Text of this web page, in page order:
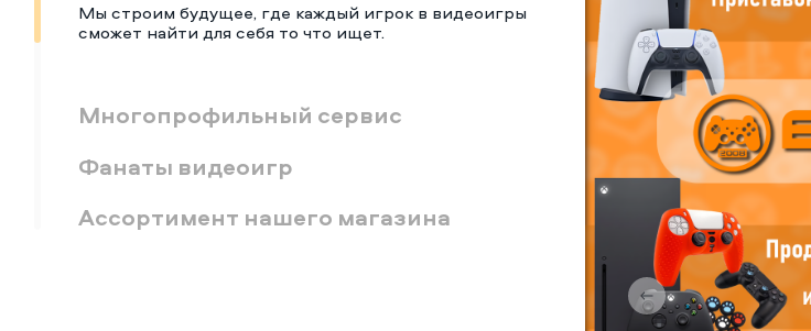
Мы строим будущее, где каждый игрок в видеоигры
сможет найти для себя то что ищет.
Многопрофильный сервис
Фанаты видеоигр
Ассортимент нашего магазина